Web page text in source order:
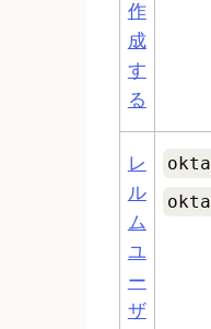
作
成
す
る
レ
ル
ム
ユ
ー
ザ